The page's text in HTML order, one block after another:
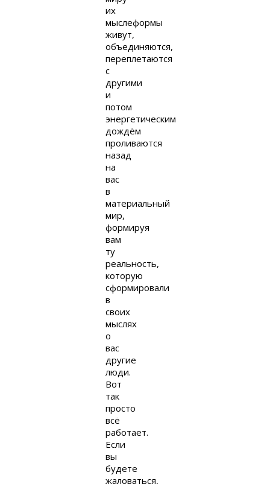
их
мыслеформы
живут,
объединяются,
переплетаются
с
другими
и
потом
энергетическим
дождём
проливаются
назад
на
вас
в
материальный
мир,
формируя
вам
ту
реальность,
которую
сформировали
в
своих
мыслях
о
вас
другие
люди.
Вот
так
просто
всё
работает.
Если
вы
будете
жаловаться,